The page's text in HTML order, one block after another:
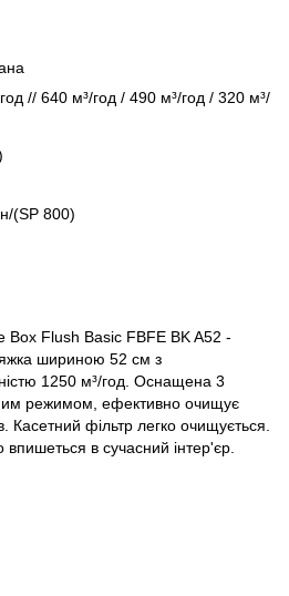
// 640 м³/год / 490 м³/год / 320 м³/
(SP 800)
Box Flush Basic FBFE BK A52 -
шириною 52 см з
1250 м³/год. Оснащена 3
режимом, ефективно очищує
Касетний фільтр легко очищується.
в сучасний інтер'єр.